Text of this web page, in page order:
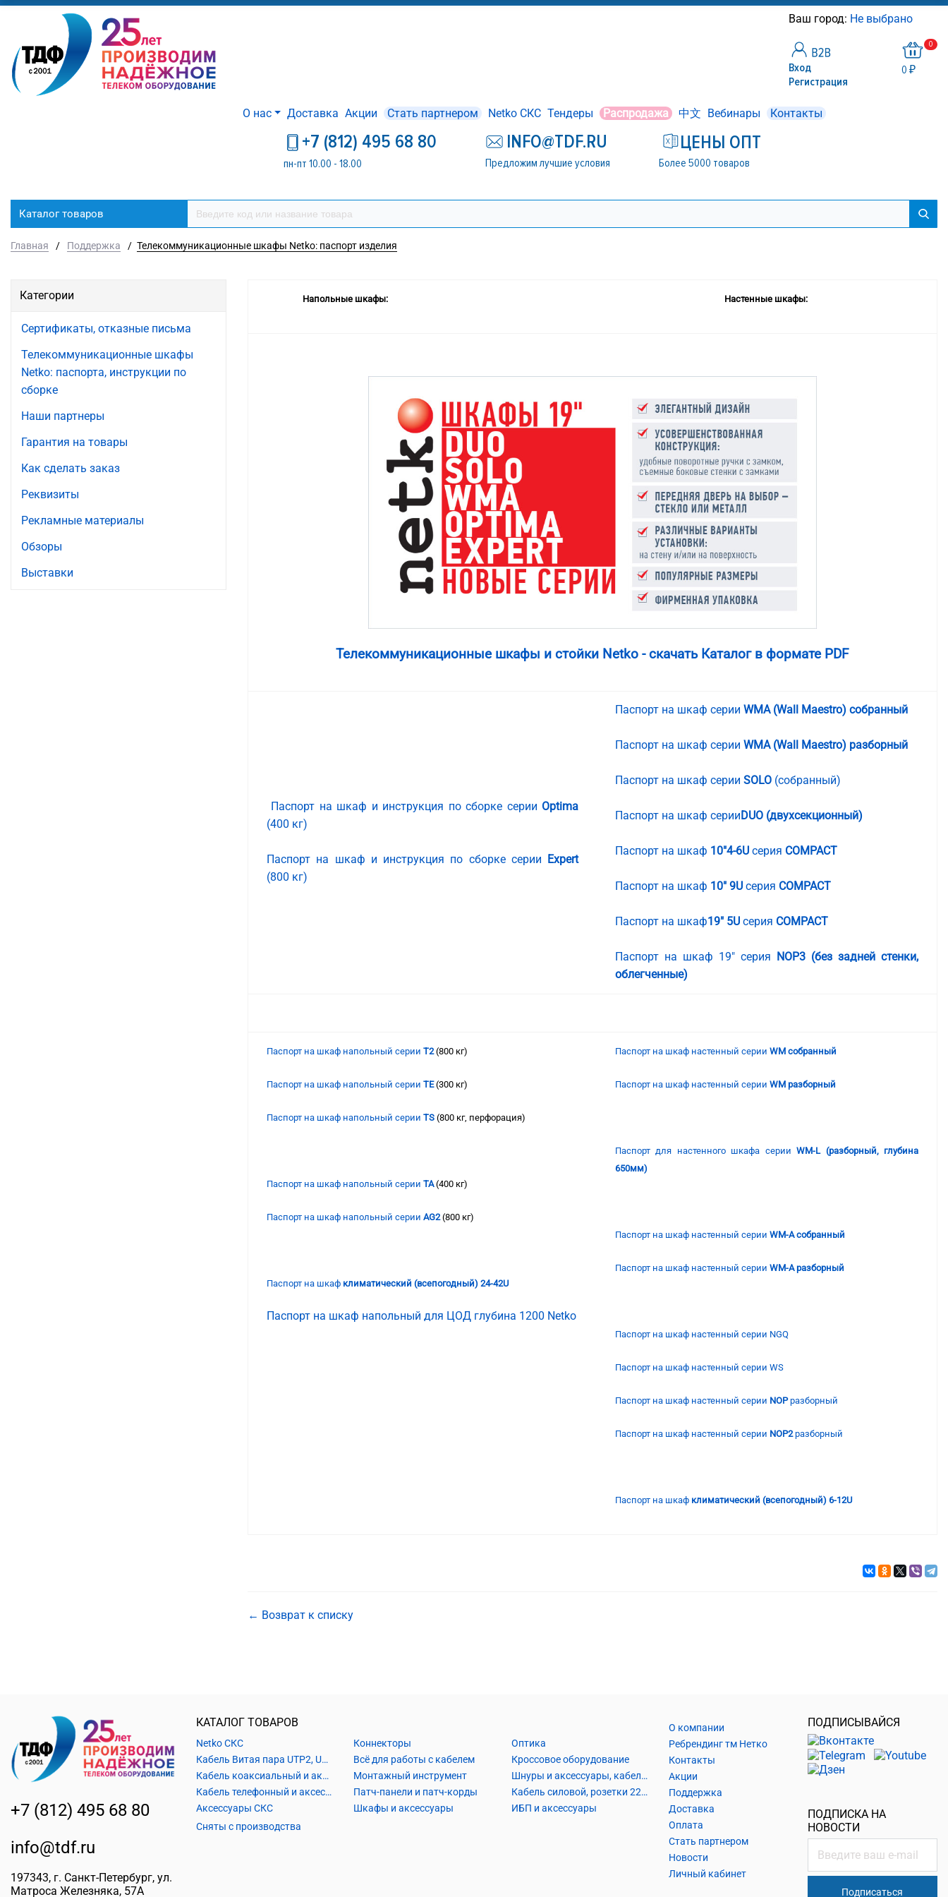
Ваш город: Не выбрано
Вход
Регистрация
0
0 ₽
О нас Доставка Акции Стать партнером Netko СКС Тендеры Распродажа 中文 Вебинары Контакты
+7 (812) 495 68 80
пн-пт 10.00 - 18.00
INFO@TDF.RU
Предложим лучшие условия
ЦЕНЫ ОПТ
Более 5000 товаров
Каталог товаров
Главная / Поддержка / Телекоммуникационные шкафы Netko: паспорт изделия
Категории
Сертификаты, отказные письма
Телекоммуникационные шкафы
Netko: паспорта, инструкции по
сборке
Наши партнеры
Гарантия на товары
Как сделать заказ
Реквизиты
Рекламные материалы
Обзоры
Выставки
Напольные шкафы: Настенные шкафы:
Телекоммуникационные шкафы и стойки Netko - скачать Каталог в формате PDF
Паспорт на шкаф и инструкция по сборке серии Optima
(400 кг)
Паспорт на шкаф и инструкция по сборке серии Expert
(800 кг)
Паспорт на шкаф серии WMA (Wall Maestro) собранный
Паспорт на шкаф серии WMA (Wall Maestro) разборный
Паспорт на шкаф серии SOLO (собранный)
Паспорт на шкаф серииDUO (двухсекционный)
Паспорт на шкаф 10"4-6U серия COMPACT
Паспорт на шкаф 10" 9U серия COMPACT
Паспорт на шкаф19" 5U серия COMPACT
Паспорт на шкаф 19" серия NOP3 (без задней стенки,
облегченные)
Паспорт на шкаф напольный серии T2(800 кг)
Паспорт на шкаф напольный серии TE(300 кг)
Паспорт на шкаф напольный серии TS (800 кг, перфорация)
Паспорт на шкаф напольный серии ТА(400 кг)
Паспорт на шкаф напольный серии AG2(800 кг)
Паспорт на шкаф климатический (всепогодный) 24-42U
Паспорт на шкаф напольный для ЦОД глубина 1200 Netko
Паспорт на шкаф настенный серии WM собранный
Паспорт на шкаф настенный серии WM разборный
Паспорт для настенного шкафа серииWM-L (разборный, глубина
650мм)
Паспорт на шкаф настенный серии WM-A собранный
Паспорт на шкаф настенный серии WM-A разборный
Паспорт на шкаф настенный серии NGQ
Паспорт на шкаф настенный серии WS
Паспорт на шкаф настенный серии NOPразборный
Паспорт на шкаф настенный серии NOP2разборный
Паспорт на шкаф климатический (всепогодный) 6-12U
← Возврат к списку
+7 (812) 495 68 80
info@tdf.ru
197343, г. Санкт-Петербург, ул.
Матроса Железняка, 57A
КАТАЛОГ ТОВАРОВ
Netko СКС
Кабель Витая пара UTP2, UTP4, FTP2, FTP4
Кабель коаксиальный и аксессуары
Кабель телефонный и аксессуары
Аксессуары СКС
Коннекторы
Всё для работы с кабелем
Монтажный инструмент
Патч-панели и патч-корды
Шкафы и аксессуары
Оптика
Кроссовое оборудование
Шнуры и аксессуары, кабельные наконечники
Кабель силовой, розетки 220В, выключатели 220В, сетевые фильтры
ИБП и аксессуары
Сняты с производства
О компании
Ребрендинг тм Нетко
Контакты
Акции
Поддержка
Доставка
Оплата
Стать партнером
Новости
Личный кабинет
ПОДПИСЫВАЙСЯ
ПОДПИСКА НА
НОВОСТИ
Подписаться